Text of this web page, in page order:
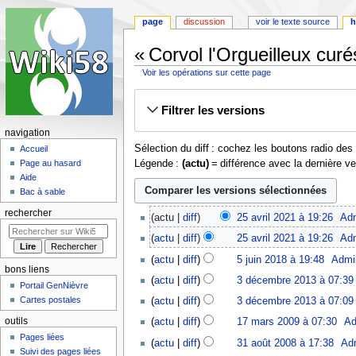
« Corvol l'Orgueilleux
Voir les opérations sur cette page
Filtrer les versions
Sélection du diff : cochez les boutons radio
Légende : (actu)= différence avec la dernière
avril
2021
actu diff 25 avril 2021 à 19:26‎
A
u
c
u
r
é
s
actu diff 25 avril 2021 à 19:26‎
A
u
c
u
r
é
juin
2018
actu diff 5 juin 2018 à 19:48‎
A
u
c
u
r
2013
actu diff 3 décembre 2013 à 07:39‎
actu
diff 3 décembre 2013 à 07:09‎
17
2009
actu diff 17 mars 2009 à 07:30‎
actu diff 31 août 2008 à 17:38‎
page discussion voir le texte source
navigation
Accueil
Page au hasard
Aide
Bac à sable
rechercher
bons liens
Portail GenNièvre
Cartes postales
outils
Pages liées
Suivi des pages liées